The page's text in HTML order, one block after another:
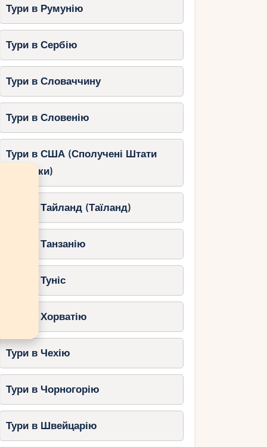
Тури в Румунію
Тури в Сербію
Тури в Словаччину
Тури в Словенію
Тури в США (Сполучені Штати
Америки)
Тури в Тайланд (Таїланд)
Тури в Танзанію
Тури в Туніс
Тури в Хорватію
Тури в Чехію
Тури в Чорногорію
Тури в Швейцарію